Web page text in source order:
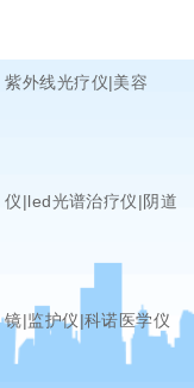
紫外线光疗仪|美容
仪|led光谱治疗仪|阴道
镜|监护仪|科诺医学仪